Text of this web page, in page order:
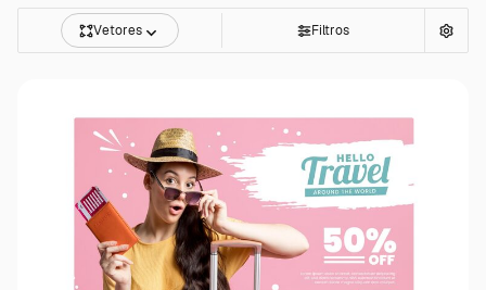
Vetores Filtros